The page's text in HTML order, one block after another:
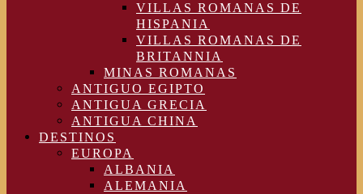
VILLAS ROMANAS DE
HISPANIA
VILLAS ROMANAS DE
BRITANNIA
MINAS ROMANAS
ANTIGUO EGIPTO
ANTIGUA GRECIA
ANTIGUA CHINA
DESTINOS
EUROPA
ALBANIA
ALEMANIA